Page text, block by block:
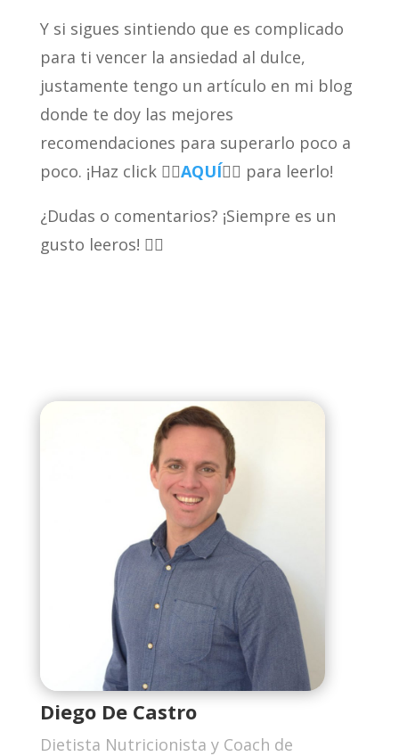
Y si sigues sintiendo que es complicado
para ti vencer la ansiedad al dulce,
justamente tengo un artículo en mi blog
donde te doy las mejores
recomendaciones para superarlo poco a
poco. ¡Haz click 👉🏻AQUÍ👈🏻 para leerlo!
¿Dudas o comentarios? ¡Siempre es un
gusto leeros! 👇🏻
Diego De Castro
Dietista Nutricionista y Coach de